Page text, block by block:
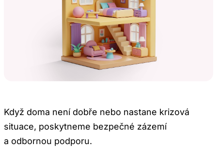
Když doma není dobře nebo nastane krizová
situace, poskytneme bezpečné zázemí
a odbornou podporu.